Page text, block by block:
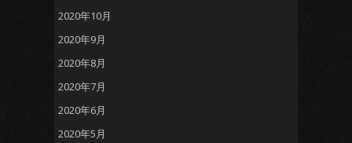
2020年10月
2020年9月
2020年8月
2020年7月
2020年6月
2020年5月